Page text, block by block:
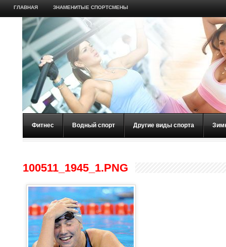
ГЛАВНАЯ ЗНАМЕНИТЫЕ СПОРТСМЕНЫ
Фитнес Водный спорт Другие виды спорта
100511_1945_1.PNG